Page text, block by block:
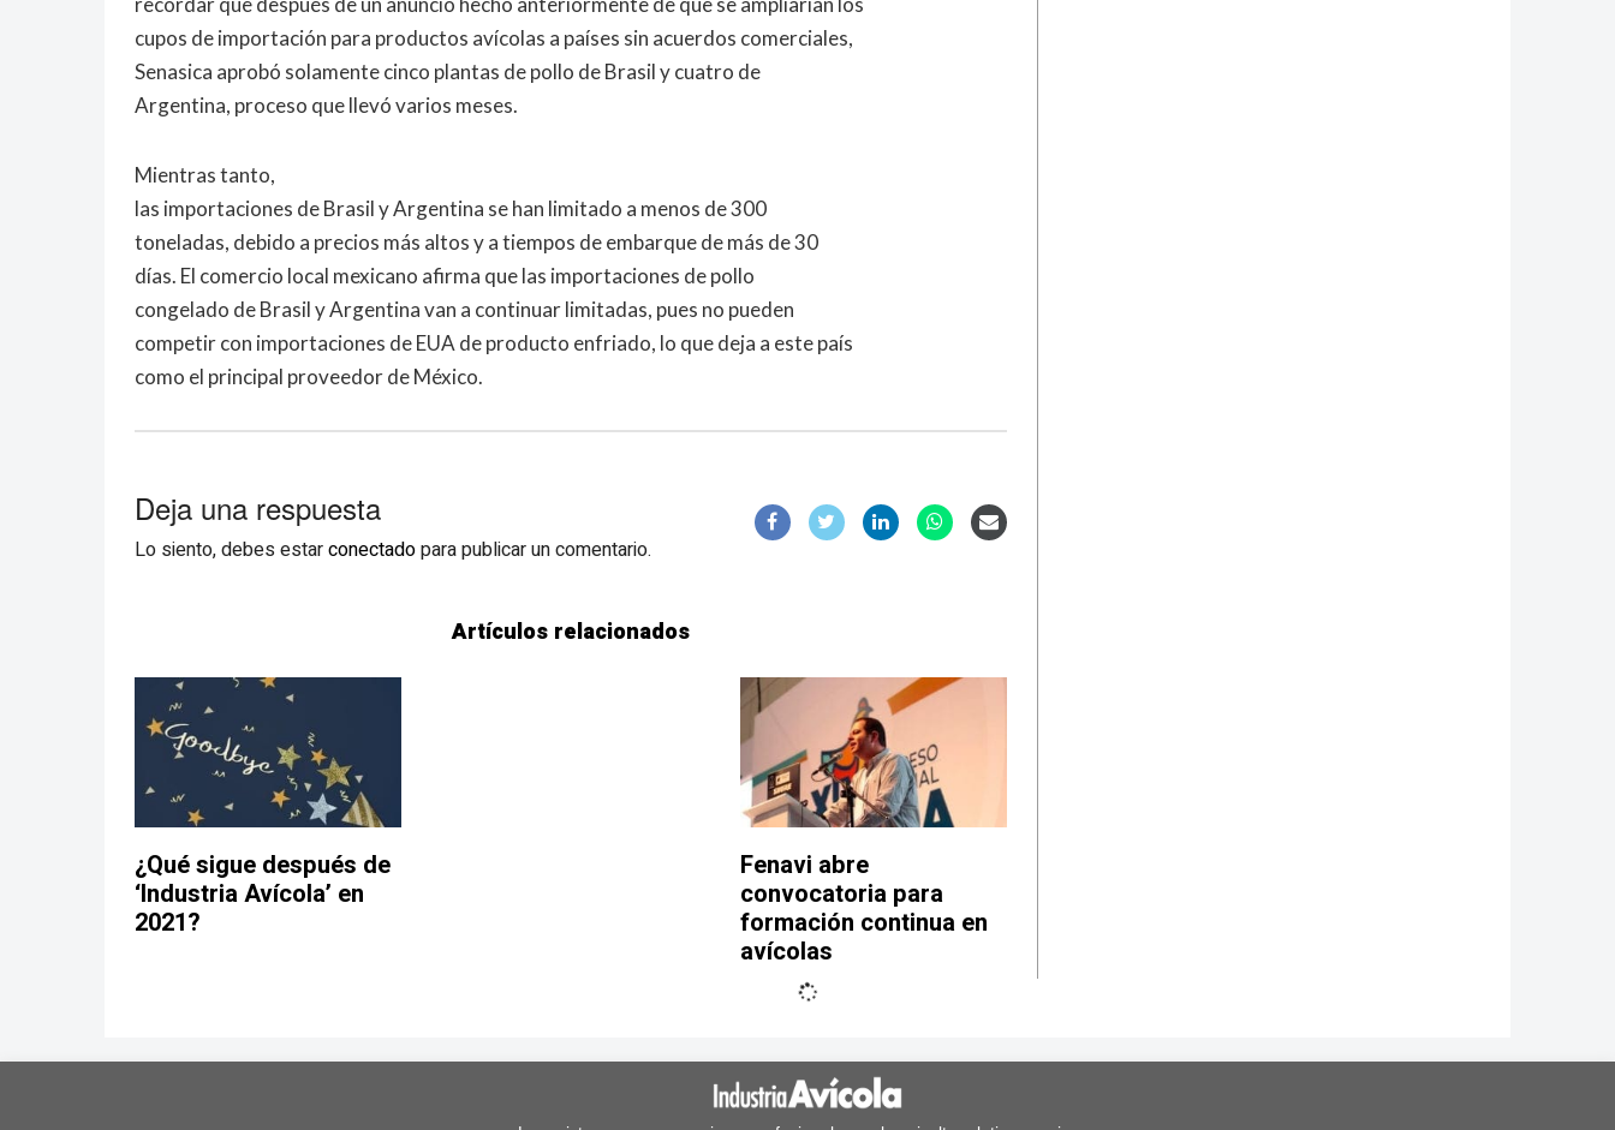
cupos de importación para productos avícolas a países sin acuerdos comerciales,
Senasica aprobó solamente cinco plantas de pollo de Brasil y cuatro de
Argentina, proceso que llevó varios meses.
Mientras tanto,
las importaciones de Brasil y Argentina se han limitado a menos de 300
toneladas, debido a precios más altos y a tiempos de embarque de más de 30
días. El comercio local mexicano afirma que las importaciones de pollo
congelado de Brasil y Argentina van a continuar limitadas, pues no pueden
competir con importaciones de EUA de producto enfriado, lo que deja a este país
como el principal proveedor de México.
Deja una respuesta
Lo siento, debes estarconectadopara publicar un comentario.
Artículos relacionados
¿Qué sigue después de
‘Industria Avícola’ en
2021?
Fenavi abre
convocatoria para
formación continua en
avícolas